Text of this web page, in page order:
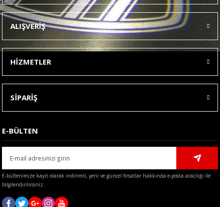
Ürün resmi kalitesiz, bozuk veya görüntülenemiyor.
Ürün açıklamasında eksik bilgiler bulunuyor.
Ürün bilgilerinde hatalar bulunuyor.
Ürün fiyatı diğer sitelerden daha pahalı.
Bu ürüne benzer farklı alternatifler olmalı.
Gönder
ALIŞVERİŞ
HİZMETLER
SİPARİŞ
E-BÜLTEN
E-bültenimize kayıt olarak indirimli, yeni ve güncel fırsatlar hakkında e-posta aracılığı ile
bilgilendirilirsiniz.